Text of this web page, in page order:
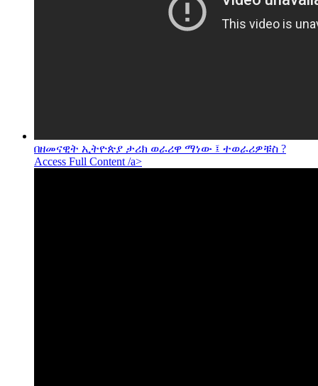
በዘመናዊት ኢትዮጵያ ታሪክ ወራሪዋ ማነው ፤ ተወራሪዎቹስ ?
Access Full Content /a>